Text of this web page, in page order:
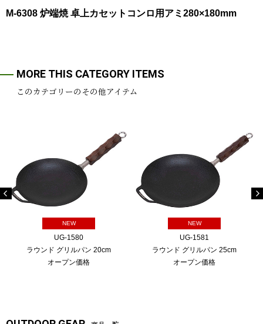
M-6308 炉端焼 卓上カセットコンロ用アミ280×180mm
MORE THIS CATEGORY ITEMS
このカテゴリーのその他アイテム
NEW
UG-1580
ラウンド グリルパン 20cm
オープン価格
NEW
UG-1581
ラウンド グリルパン 25cm
オープン価格